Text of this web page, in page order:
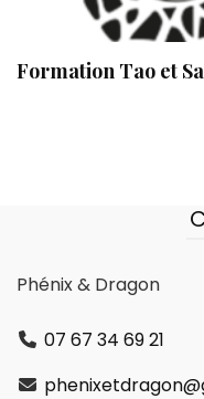
Formation Tao et
Phénix & Dragon
07 67 34 69 21